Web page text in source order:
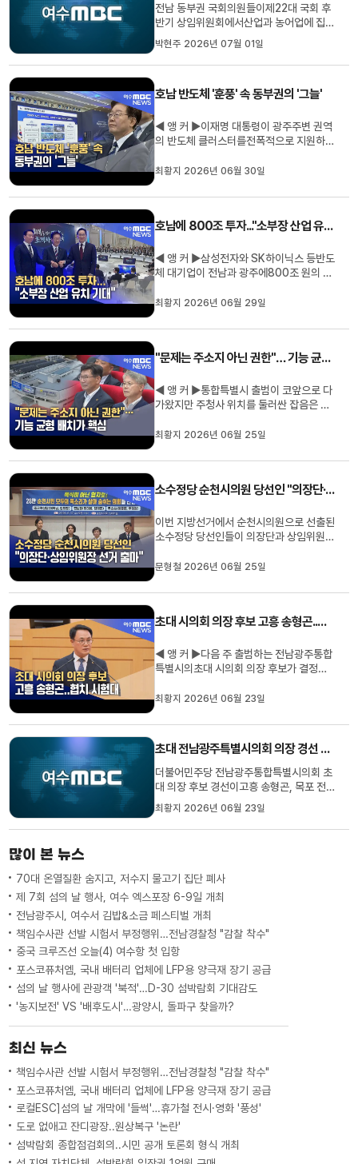
전남 동부권 국회의원들이제22대 국회 후
반기 상임위원회에서산업과 농어업에 집중
배치됐습니다.권향엽 의원은 서남권 반도
체 메가프로젝트와 인공지능 등을 다룰산
업통상자원 중소벤처기업위에 배정됐고,
도 이름을 올렸습니다.농림·축산·식품과 해
박현주 2026년 07월 01일
호남 반도체 '훈풍' 속 동부권의 '그늘'
◀ 앵 커 ▶이재명 대통령이 광주주변 권역
의 반도체 클러스터를전폭적으로 지원하겠
가 빨라질 거란 분위기에 지역사회는 들뜬
력산업의 침체로 위기를 겪는 전남 동부권
입니다. ◀ 리포트 ▶정부와 기업...
최황지 2026년 06월 30일
호남에 800조 투자..."소부장 산업 유치 기대"
◀ 앵 커 ▶삼성전자와 SK하이닉스 등반도
체 대기업이 전남과 광주에800조 원의 투
규모 투자의직간접적 효과를 거둘 수 있도
가 나오고 있습니다.최황지 기자입니다. ◀
프로젝트 국민보고회.메모리 반도...
최황지 2026년 06월 29일
"문제는 주소지 아닌 권한"… 기능 균형 배치가 핵심
◀ 앵 커 ▶통합특별시 출범이 코앞으로 다
가왔지만 주청사 위치를 둘러싼 잡음은 여
사가 주청사의 법적 주소지가 될 가능성은
질지는또 다른 문제입니다.최황지 기자입
청사 주소지로순천 동부청사를 ...
최황지 2026년 06월 25일
소수정당 순천시의원 당선인 "의장단·상임위원장 선거 출마"
이번 지방선거에서 순천시의원으로 선출된
소수정당 당선인들이 의장단과 상임위원장
진보당, 무소속 당선인들은오늘(25) 성명
정한 협치를 이뤄내기 위해 전반기 의장단
습니다.또, 민주당이 압도적...
문형철 2026년 06월 25일
초대 시의회 의장 후보 고흥 송형곤..협치 시험대
◀ 앵 커 ▶다음 주 출범하는 전남광주통합
특별시의초대 시의회 의장 후보가 결정됐
다는 우려도 있었지만,민주당 당선인들의
입니다. ◀ 리포트 ▶초대 전남광주통합특
별시 출범을 앞두고민주당의 첫 시의회 의
장 경선이 치러졌습니다.민주당 ...
최황지 2026년 06월 23일
초대 전남광주특별시의회 의장 경선 2파전
더불어민주당 전남광주통합특별시의회 초
대 의장 후보 경선이고흥 송형곤, 목포 전
경선 당선인 간경선으로 진행됩니다. 당초
이번 경선은 송 당선인과 전 당선인, 광주
서구 심철의 당선인 간3파전으로 치러질
러지게 됐습니다. 의장 후보 선...
최황지 2026년 06월 23일
많이 본 뉴스
70대 온열질환 숨지고, 저수지 물고기 집단 폐사
제 7회 섬의 날 행사, 여수 엑스포장 6-9일 개최
전남광주시, 여수서 김밥&소금 페스티벌 개최
책임수사관 선발 시험서 부정행위…전남경찰청 "감찰 착수"
중국 크루즈선 오늘(4) 여수항 첫 입항
포스코퓨처엠, 국내 배터리 업체에 LFP용 양극재 장기 공급
섬의 날 행사에 관광객 '북적'…D-30 섬박람회 기대감도
'농지보전' VS '배후도시'…광양시, 돌파구 찾을까?
최신 뉴스
책임수사관 선발 시험서 부정행위…전남경찰청 "감찰 착수"
포스코퓨처엠, 국내 배터리 업체에 LFP용 양극재 장기 공급
로컬ESC]섬의 날 개막에 '들썩'…휴가철 전시·영화 '풍성'
도로 없애고 잔디광장..원상복구 '논란'
섬박람회 종합점검회의..시민 공개 토론회 형식 개최